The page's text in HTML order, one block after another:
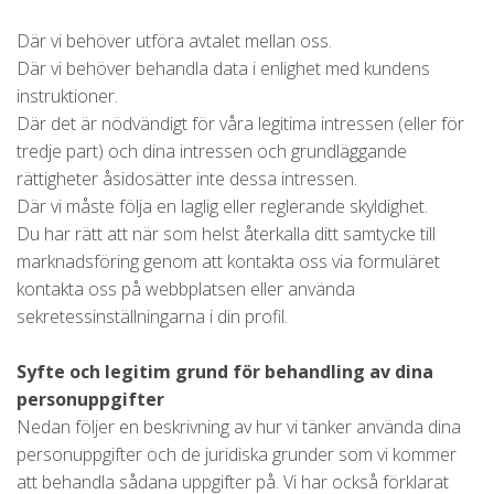
Där vi behöver utföra avtalet mellan oss.
Där vi behöver behandla data i enlighet med kundens
instruktioner.
Där det är nödvändigt för våra legitima intressen (eller för
tredje part) och dina intressen och grundläggande
rättigheter åsidosätter inte dessa intressen.
Där vi måste följa en laglig eller reglerande skyldighet.
Du har rätt att när som helst återkalla ditt samtycke till
marknadsföring genom att kontakta oss via formuläret
kontakta oss på webbplatsen eller använda
sekretessinställningarna i din profil.
Syfte och legitim grund för behandling av dina
personuppgifter
Nedan följer en beskrivning av hur vi tänker använda dina
personuppgifter och de juridiska grunder som vi kommer
att behandla sådana uppgifter på. Vi har också förklarat